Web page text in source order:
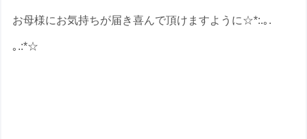
お母様にお気持ちが届き喜んで頂けますように☆*:.｡.
｡.:*☆